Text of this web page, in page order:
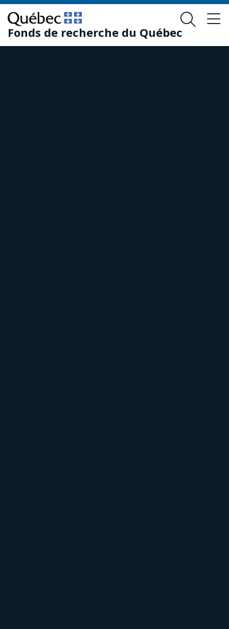
Passer
au
contenu
principal
Passer
au
pied
de
Fonds de recherche du Québec